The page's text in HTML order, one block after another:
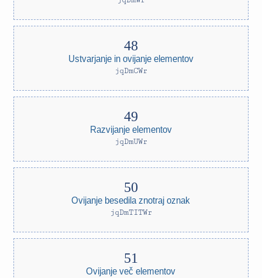
Ustvarjanje in ovijanje elementov
jqDmCWr
Razvijanje elementov
jqDmUWr
Ovijanje besedila znotraj oznak
jqDmTITWr
Ovijanje več elementov